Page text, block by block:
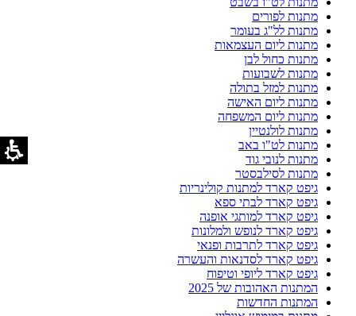
מתנות לפורים
מתנות לל"ג בעומר
מתנות ליום העצמאות
מתנות כחול לבן
מתנות לשבועות
מתנות למזל בתולה
מתנות ליום האישה
מתנות ליום המשפחה
מתנות לולנטיין
מתנות לט"ו באב
מתנות לנובי גוד
מתנות לסילבסטר
גיפט קארד למתנות קולינריות
גיפט קארד לבתי ספא
גיפט קארד למותגי אופנה
גיפט קארד לנופש ולמלונות
גיפט קארד לתרבות ופנאי
גיפט קארד לסדנאות והעשרה
גיפט קארד ליופי וטיפוח
המתנות האהובות של 2025
המתנות החדשות